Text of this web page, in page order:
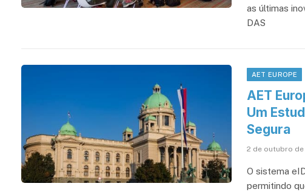
as últimas
DAS
AET EUROPE
AET
Um
Segura
2 de outubro
O sistema
permitindo